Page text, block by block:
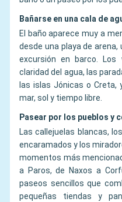
Bañarse en una cala de
El baño aparece muy a
desde una playa de
excursión en barco. Los
claridad del agua, las
las islas Jónicas o
mar, sol y tiempo libre.
Pasear por los pueblos y
Las callejuelas blancas,
encaramados y los
momentos más
a Paros, de Naxos a
paseos sencillos que
pequeñas tiendas y